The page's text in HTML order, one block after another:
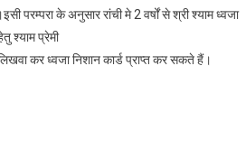
परम्परा के अनुसार रांची मे 2 वर्षों से श्री श्याम ध्वजा
श्याम प्रेमी
कर ध्वजा निशान कार्ड प्राप्त कर सकते हैं।